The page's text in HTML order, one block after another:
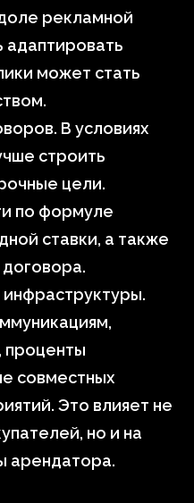
рекламной
может стать
В условиях
строить
цели.
по формуле
ставки, а также
проценты
совместных
Это влияет не
но и на
арендатора.